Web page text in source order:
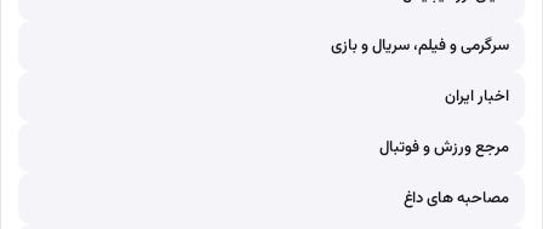
سرگرمی و فیلم، سریال و بازی
اخبار ایران
مرجع ورزش و فوتبال
مصاحبه های داغ